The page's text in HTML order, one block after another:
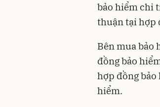
bảo hiểm chi
thuận tại hợp
Bên mua bảo
đồng bảo
hợp đồng
hiểm.